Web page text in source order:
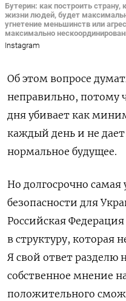
Бутерин: как построить
жизни людей, будет
угнетение меньшинств или
максимально
Instagram
Об этом вопросе
неправильно, потому
дня убивает как
каждый день и не
нормальное будущее.
Но долгосрочно самая
безопасности для
Российская
в структуру, которая
Я свой ответ разделю
собственное мнение
положительного